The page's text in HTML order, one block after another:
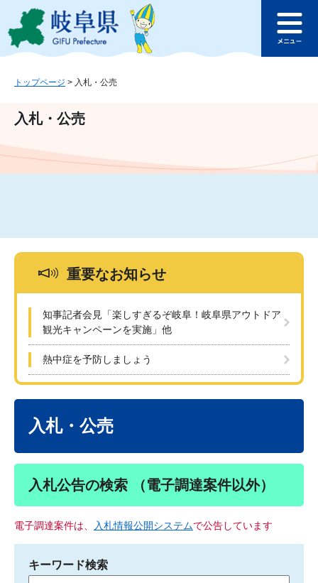
ジ
ュ
文
このページの本文へ
ュ
トップページ > 入札・公売
入札・公売
重要なお知らせ
知事記者会見「楽しすぎるぞ岐阜！岐阜県アウトドア
観光キャンペーンを実施」他
熱中症を予防しましょう
入札・公売
入札公告の検索 （電子調達案件以外）
電子調達案件は、 入札情報公開システムで公告しています
キーワード検索